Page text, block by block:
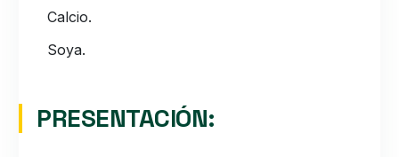
Calcio.
Soya.
PRESENTACIÓN: